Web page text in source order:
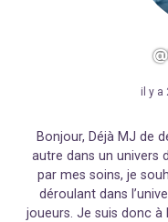
il y a
Bonjour, Déjà MJ de
autre dans un univers
par mes soins, je
déroulant dans
joueurs. Je suis donc